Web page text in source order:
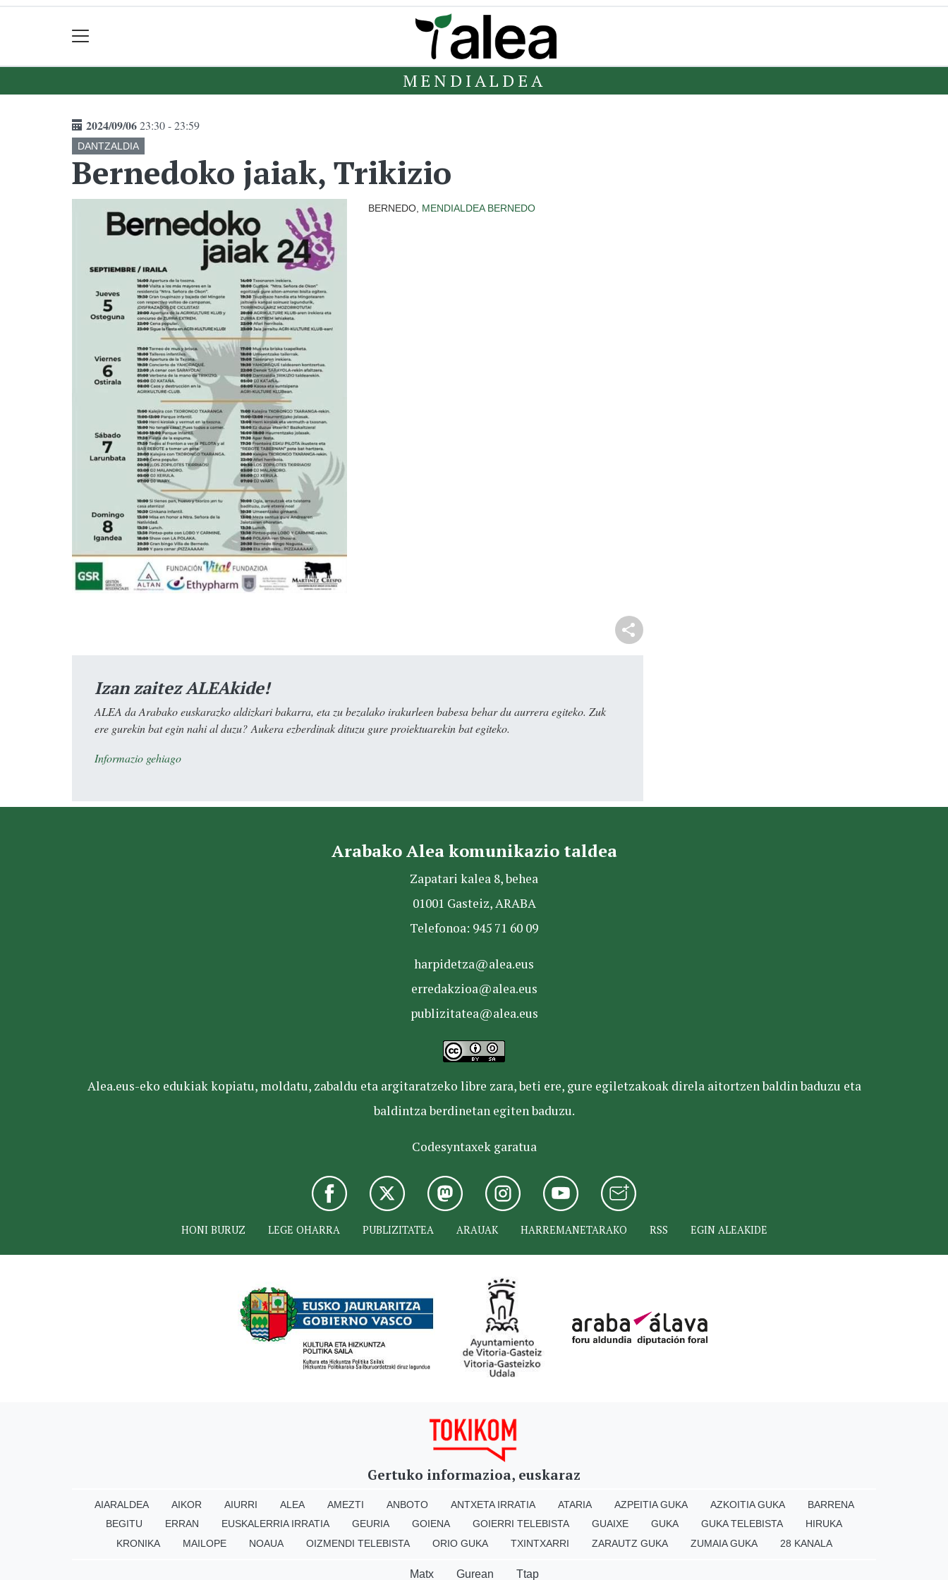
MENDIALDEA
2024/09/0623:30 - 23:59
DANTZALDIA
Bernedoko jaiak, Trikizio
BERNEDO, MENDIALDEA BERNEDO
Izan zaitez ALEAkide!
ALEA da Arabako euskarazko aldizkari bakarra, eta zu bezalako irakurleen babesa behar du aurrera egiteko. Zuk
ere gurekin bat egin nahi al duzu? Aukera ezberdinak dituzu gure proiektuarekin bat egiteko.
Informazio gehiago
Arabako Alea komunikazio taldea
Zapatari kalea 8, behea
01001 Gasteiz, ARABA
Telefonoa: 945 71 60 09
harpidetza@alea.eus
erredakzioa@alea.eus
publizitatea@alea.eus
Alea.eus-eko edukiak kopiatu, moldatu, zabaldu eta argitaratzeko libre zara, beti ere, gure egiletzakoak direla aitortzen baldin baduzu eta
baldintza berdinetan egiten baduzu.
Codesyntaxek garatua
HONI BURUZ LEGE OHARRA PUBLIZITATEA ARAUAK HARREMANETARAKO RSS EGIN ALEAKIDE
Gertuko informazioa, euskaraz
AIARALDEA AIKOR AIURRI ALEA AMEZTI ANBOTO ANTXETA IRRATIA ATARIA AZPEITIA GUKA AZKOITIA GUKA
BARRENA
BEGITU
ERRAN EUSKALERRIA IRRATIA GEURIA GOIENA GOIERRI TELEBISTA GUAIXE GUKA GUKA TELEBISTA
HIRUKA
KRONIKA
MAILOPE NOAUA OIZMENDI TELEBISTA ORIO GUKA TXINTXARRI ZARAUTZ GUKA ZUMAIA GUKA 28 KANALA
Matx Gurean Ttap